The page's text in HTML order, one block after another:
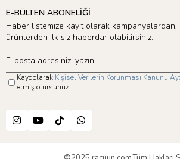
E-BÜLTEN ABONELİĞİ
Haber listemize kayıt olarak
ürünlerden ilk siz haberdar olabilirsiniz.
Kaydolarak Kişisel Verilerin Korunması Kanunu
etmiş olursunuz.